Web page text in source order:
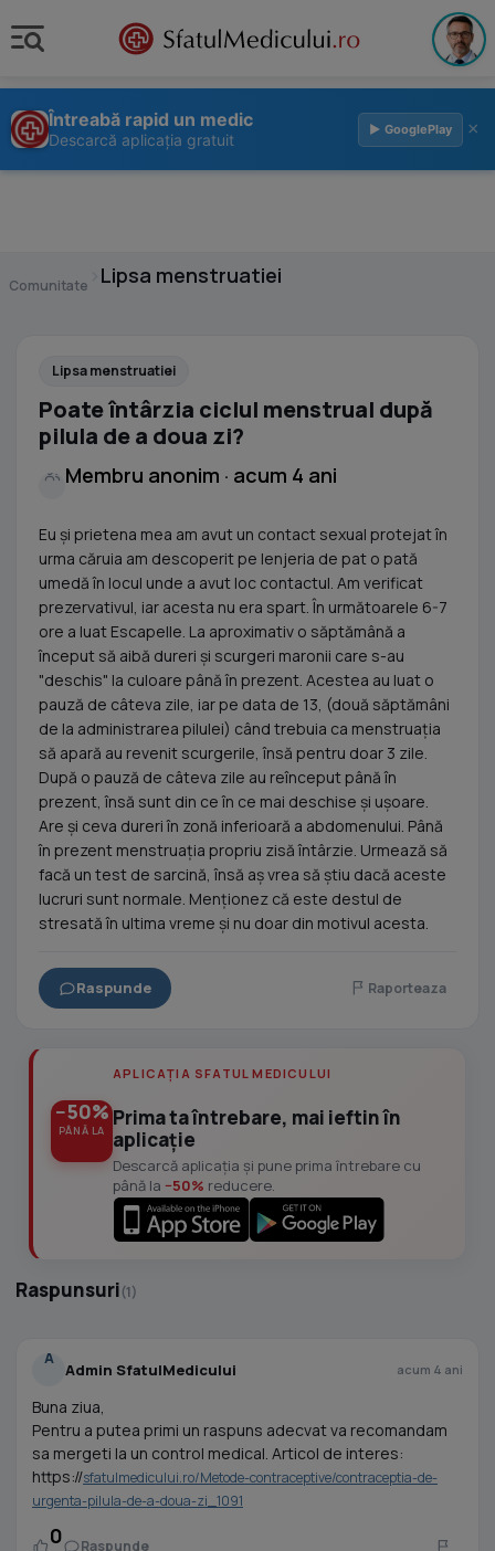
Întreabă rapid un medic
Descarcă aplicația gratuit
▶ GooglePlay ×
Comunitate Lipsa menstruatiei
Lipsa menstruatiei
Poate întârzia ciclul menstrual după
pilula de a doua zi?
Membru anonim · acum 4 ani
Eu și prietena mea am avut un contact sexual protejat în
urma căruia am descoperit pe lenjeria de pat o pată
umedă în locul unde a avut loc contactul. Am verificat
prezervativul, iar acesta nu era spart. În următoarele 6-7
ore a luat Escapelle. La aproximativ o săptămână a
început să aibă dureri și scurgeri maronii care s-au
"deschis" la culoare până în prezent. Acestea au luat o
pauză de câteva zile, iar pe data de 13, (două săptămâni
de la administrarea pilulei) când trebuia ca menstruația
să apară au revenit scurgerile, însă pentru doar 3 zile.
După o pauză de câteva zile au reînceput până în
prezent, însă sunt din ce în ce mai deschise și ușoare.
Are și ceva dureri în zonă inferioară a abdomenului. Până
în prezent menstruația propriu zisă întârzie. Urmează să
facă un test de sarcină, însă aș vrea să știu dacă aceste
lucruri sunt normale. Menționez că este destul de
stresată în ultima vreme și nu doar din motivul acesta.
Raspunde Raporteaza
−50%
PÂNĂ LA
APLICAȚIA SFATUL MEDICULUI
Prima ta întrebare, mai ieftin în
aplicație
Descarcă aplicația și pune prima întrebare cu
până la −50% reducere.
Raspunsuri(1)
A
Admin SfatulMedicului acum 4 ani
Buna ziua,
Pentru a putea primi un raspuns adecvat va recomandam
sa mergeti la un control medical. Articol de interes:
https://sfatulmedicului.ro/Metode-contraceptive/contraceptia-de-
urgenta-pilula-de-a-doua-zi_1091
0 Raspunde